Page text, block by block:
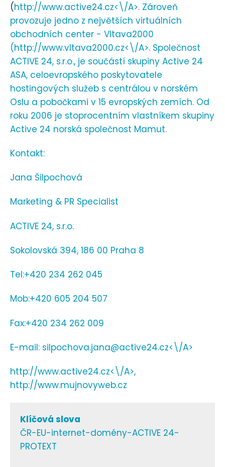
(http://www.active24.cz<\/A>. Zároveň
provozuje jedno z největších virtuálních
obchodních center - Vltava2000
(http://www.vltava2000.cz<\/A>. Společnost
ACTIVE 24, s.r.o., je součástí skupiny Active 24
ASA, celoevropského poskytovatele
hostingových služeb s centrálou v norském
Oslu a pobočkami v 15 evropských zemích. Od
roku 2006 je stoprocentním vlastníkem skupiny
Active 24 norská společnost Mamut.
Kontakt:
Jana Šilpochová
Marketing & PR Specialist
ACTIVE 24, s.r.o.
Sokolovská 394, 186 00 Praha 8
Tel:+420 234 262 045
Mob:+420 605 204 507
Fax:+420 234 262 009
E-mail: silpochova.jana@active24.cz<\/A>
http://www.active24.cz<\/A>,
http://www.mujnovyweb.cz
Klíčová slova
ČR-EU-internet-domény-ACTIVE 24-
PROTEXT